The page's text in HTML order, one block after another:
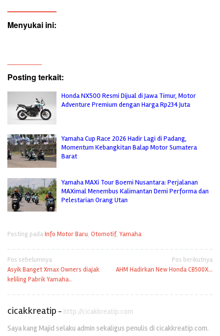
Menyukai ini:
Posting terkait:
Honda NX500 Resmi Dijual di Jawa Timur, Motor
Adventure Premium dengan Harga Rp234 Juta
Yamaha Cup Race 2026 Hadir Lagi di Padang,
Momentum Kebangkitan Balap Motor Sumatera
Barat
Yamaha MAXi Tour Boemi Nusantara: Perjalanan
MAXimal Menembus Kalimantan Demi Performa dan
Pelestarian Orang Utan
Posting padaInfo Motor Baru, Otomotif, Yamaha
Navigasi
pos
Pos sebelumnya
Asyik Banget Xmax Owners diajak
keliling Pabrik Yamaha..
Pos berikutnya
AHM Hadirkan New Honda CB500X…
cicakkreatip - http://cicakkreatip.com
Saya kang Majid selaku admin sekaligus penulis di cicakkreatip.com.